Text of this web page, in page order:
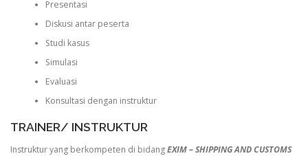
Presentasi
Diskusi antar peserta
Studi kasus
Simulasi
Evaluasi
Konsultasi dengan instruktur
TRAINER/ INSTRUKTUR
Instruktur yang berkompeten di bidangEXIM – SHIPPING AND CUSTOMS